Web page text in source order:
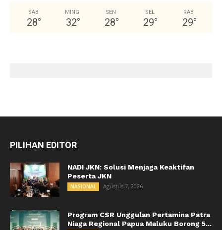
SAB
28°
MING
32°
SEN
28°
SEL
29°
RAB
29°
PILIHAN EDITOR
NADI JKN: Solusi Menjaga Keaktifan
Peserta JKN
NASIONAL Agustus 7, 2026
Program CSR Unggulan Pertamina Patra
Niaga Regional Papua Maluku Borong 5...